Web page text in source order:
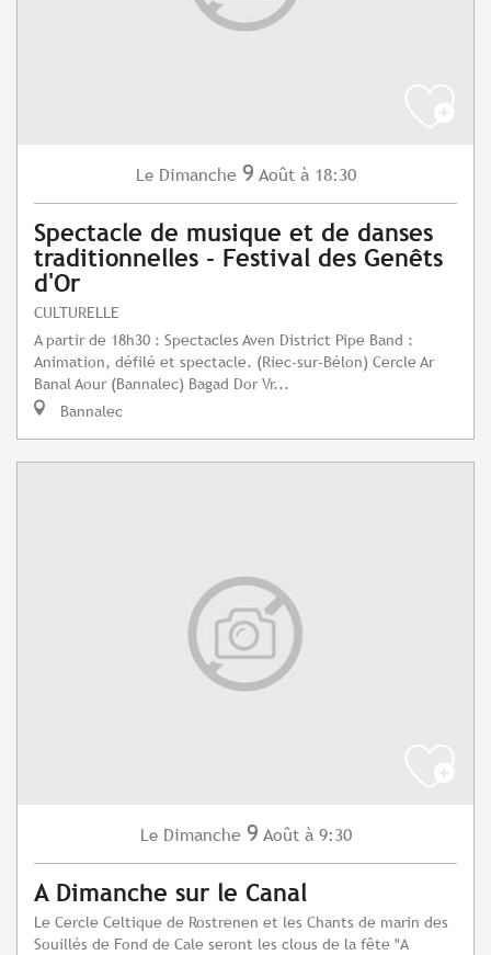
Le Dimanche 9 Août à 18:30
Spectacle de musique et de danses
traditionnelles - Festival des Genêts
d'Or
CULTURELLE
A partir de 18h30 : Spectacles Aven District Pipe Band :
Animation, défilé et spectacle. (Riec-sur-Bélon) Cercle Ar
Banal Aour (Bannalec) Bagad Dor Vr...
Bannalec
Le Dimanche 9 Août à 9:30
A Dimanche sur le Canal
Le Cercle Celtique de Rostrenen et les Chants de marin des
Souillés de Fond de Cale seront les clous de la fête "A